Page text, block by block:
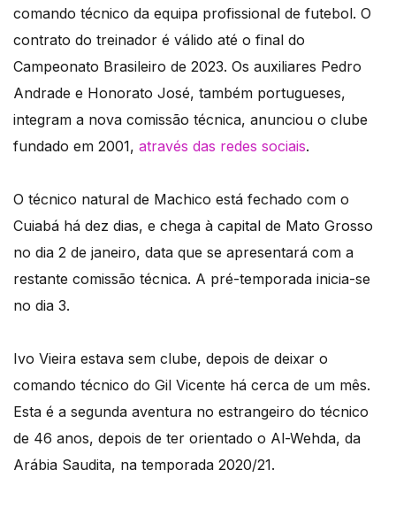
comando técnico da equipa profissional de futebol. O
contrato do treinador é válido até o final do
Campeonato Brasileiro de 2023. Os auxiliares Pedro
Andrade e Honorato José, também portugueses,
integram a nova comissão técnica, anunciou o clube
fundado em 2001, através das redes sociais.
O técnico natural de Machico está fechado com o
Cuiabá há dez dias, e chega à capital de Mato Grosso
no dia 2 de janeiro, data que se apresentará com a
restante comissão técnica. A pré-temporada inicia-se
no dia 3.
Ivo Vieira estava sem clube, depois de deixar o
comando técnico do Gil Vicente há cerca de um mês.
Esta é a segunda aventura no estrangeiro do técnico
de 46 anos, depois de ter orientado o Al-Wehda, da
Arábia Saudita, na temporada 2020/21.